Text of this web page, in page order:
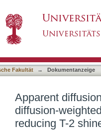
and reducing
Fakultät → Dokumentanzeige
Apparent
diffusion-
reducing T-2